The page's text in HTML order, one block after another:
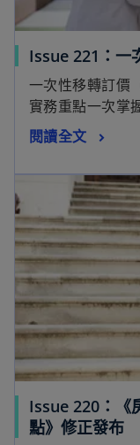
Issue 221：一
一次性移轉訂價
實務重點一次掌
閱讀全文
Issue 220：《
點》修正發布